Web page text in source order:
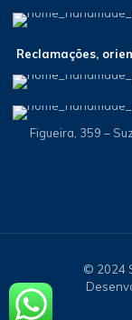
Reclamações,
Figueira, 359 –
© 2024